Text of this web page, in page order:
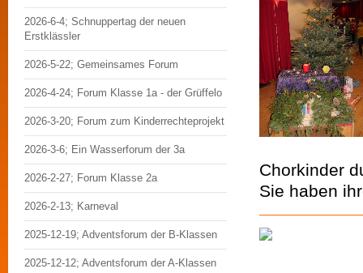
2026-6-4; Schnuppertag der neuen
Erstklässler
2026-5-22; Gemeinsames Forum
2026-4-24; Forum Klasse 1a - der Grüffelo
2026-3-20; Forum zum Kinderrechteprojekt
2026-3-6; Ein Wasserforum der 3a
2026-2-27; Forum Klasse 2a
2026-2-13; Karneval
2025-12-19; Adventsforum der B-Klassen
2025-12-12; Adventsforum der A-Klassen
Chorkinder
Sie haben